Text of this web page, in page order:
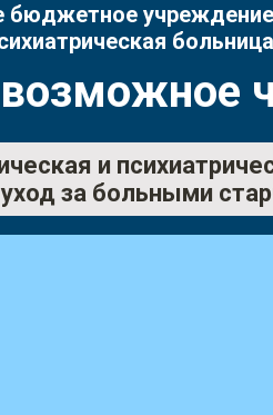
бюджетное
и
за больными